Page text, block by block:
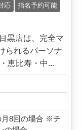
応
指名予約可能
黒店は、完全マ
られるパーソナ
恵比寿・中...
8回の場合 ※チ